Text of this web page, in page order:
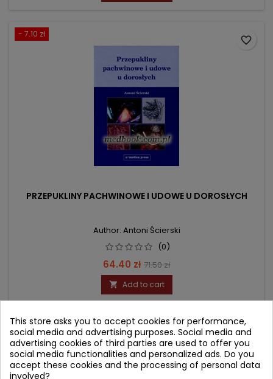
- 7.10 zł
PRZEPUKLINY PACHWINOWE I UDOWE U DOROSŁYCH
Author: Antoni Ścierski
(0)
Price
64.40 zł Regular
price
71.50 zł
 Add to cart
favorite_border
- 20.10 zł
favorite_border
This store asks you to accept cookies for performance,
social media and advertising purposes. Social media and
advertising cookies of third parties are used to offer you
social media functionalities and personalized ads. Do you
accept these cookies and the processing of personal data
involved?